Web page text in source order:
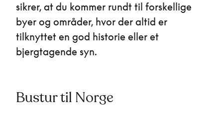
sikrer, at du kommer rundt til forskellige
byer og områder, hvor der altid er
tilknyttet en god historie eller et
bjergtagende syn.
Bustur til Norge